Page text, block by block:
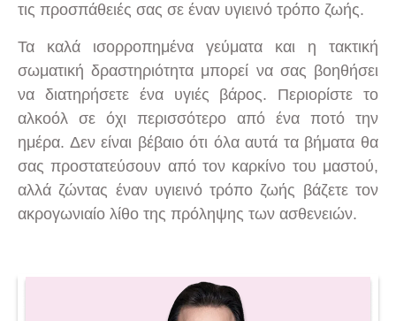
τις προσπάθειές σας σε έναν υγιεινό τρόπο ζωής.
Τα καλά ισορροπημένα γεύματα και η τακτική
σωματική δραστηριότητα μπορεί να σας βοηθήσει
να διατηρήσετε ένα υγιές βάρος. Περιορίστε το
αλκοόλ σε όχι περισσότερο από ένα ποτό την
ημέρα. Δεν είναι βέβαιο ότι όλα αυτά τα βήματα θα
σας προστατεύσουν από τον καρκίνο του μαστού,
αλλά ζώντας έναν υγιεινό τρόπο ζωής βάζετε τον
ακρογωνιαίο λίθο της πρόληψης των ασθενειών.